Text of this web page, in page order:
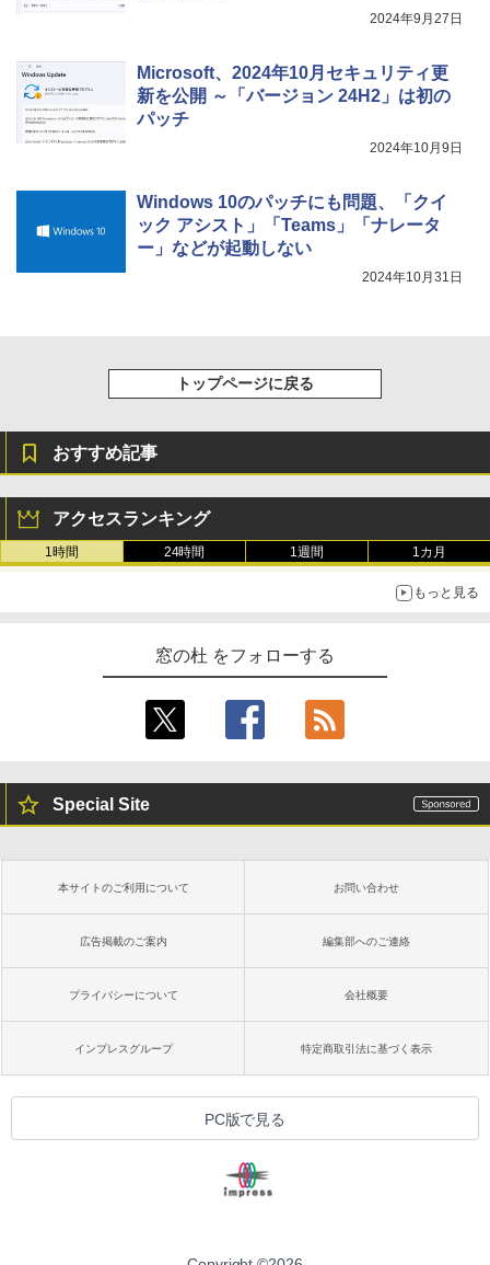
2024年9月27日
Microsoft、2024年10月セキュリティ更
新を公開 ～「バージョン 24H2」は初の
パッチ
2024年10月9日
Windows 10のパッチにも問題、「クイ
ック アシスト」「Teams」「ナレータ
ー」などが起動しない
2024年10月31日
トップページに戻る
おすすめ記事
アクセスランキング
1時間 24時間 1週間 1カ月
もっと見る
窓の杜 をフォローする
Special Site
本サイトのご利用について お問い合わせ
広告掲載のご案内 編集部へのご連絡
プライバシーについて 会社概要
インプレスグループ 特定商取引法に基づく表示
PC版で見る